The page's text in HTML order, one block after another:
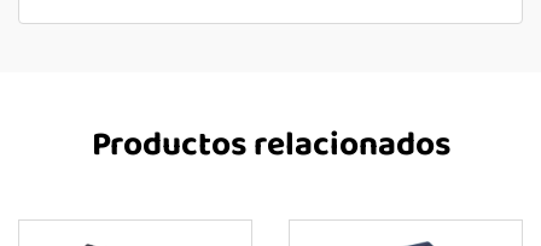
Productos relacionados